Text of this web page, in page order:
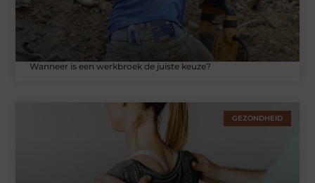
Wanneer is een werkbroek de juiste keuze?
GEZONDHEID